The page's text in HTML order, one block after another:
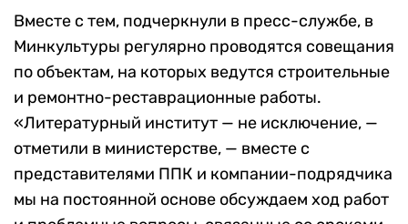
Вместе с тем, подчеркнули в пресс-службе, в
Минкультуры регулярно проводятся совещания
по объектам, на которых ведутся строительные
и ремонтно-реставрационные работы.
«Литературный институт — не исключение, —
отметили в министерстве, — вместе с
представителями ППК и компании-подрядчика
мы на постоянной основе обсуждаем ход работ